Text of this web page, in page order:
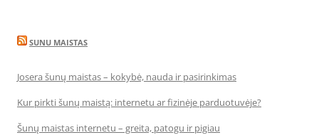
SUNU MAISTAS
Josera šunų maistas – kokybė, nauda ir pasirinkimas
Kur pirkti šunų maistą: internetu ar fizinėje parduotuvėje?
Šunų maistas internetu – greita, patogu ir pigiau